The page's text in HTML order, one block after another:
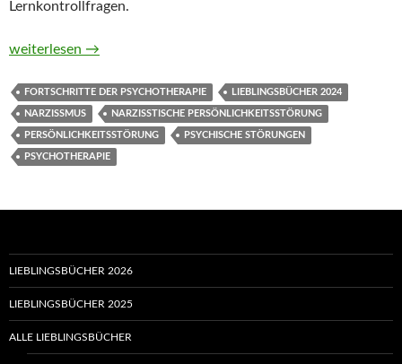
Lernkontrollfragen.
Narzisstische Störung (Fortschritte der Psychotherapie) von
weiterlesen →
FORTSCHRITTE DER PSYCHOTHERAPIE LIEBLINGSBÜCHER 2024
NARZISSMUS NARZISSTISCHE PERSÖNLICHKEITSSTÖRUNG
PERSÖNLICHKEITSSTÖRUNG PSYCHISCHE STÖRUNGEN
PSYCHOTHERAPIE
LIEBLINGSBÜCHER 2026
LIEBLINGSBÜCHER 2025
ALLE LIEBLINGSBÜCHER